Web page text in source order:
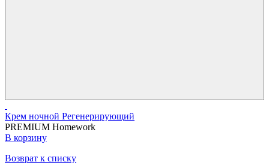
Крем ночной Регенерирующий
PREMIUM Homework
В корзину
Возврат к списку